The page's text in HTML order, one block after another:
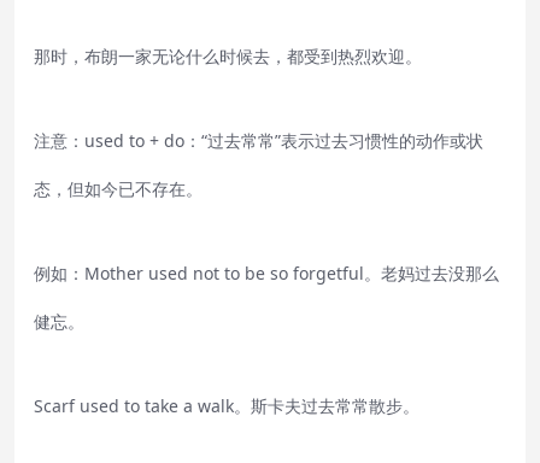
那时，布朗一家无论什么时候去，都受到热烈欢迎。
注意：used to + do：“过去常常”表示过去习惯性的动作或状
态，但如今已不存在。
例如：Mother used not to be so forgetful。老妈过去没那么
健忘。
Scarf used to take a walk。斯卡夫过去常常散步。